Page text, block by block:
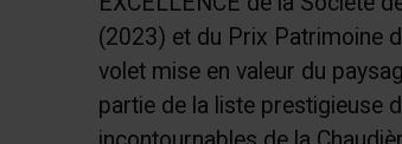
(2023) et du Prix Patrimoine
volet mise en valeur du
partie de la liste prestigieuse